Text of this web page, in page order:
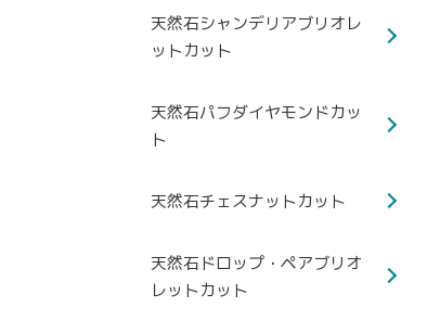
天然石シャンデリアブリオレ
ットカット
天然石パフダイヤモンドカッ
ト
天然石チェスナットカット
天然石ドロップ・ペアブリオ
レットカット